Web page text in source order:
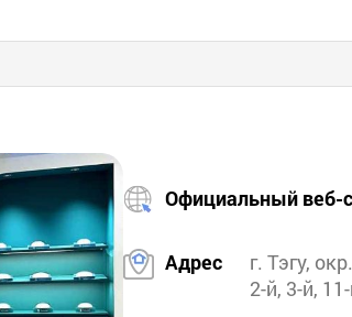
Официальный веб-
Адрес
г. Тэгу,
2-й, 3-й,